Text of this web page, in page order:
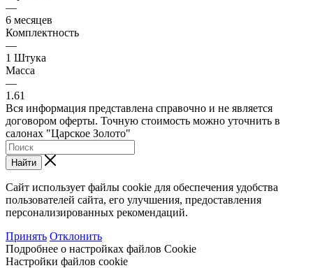
—
6 месяцев
Комплектность
—
1 Штука
Масса
—
1.61
Вся информация представлена справочно и не является
договором оферты. Точную стоимость можно уточнить в
салонах "Царское Золото"
Найти
Сайт использует файлы cookie для обеспечения удобства
пользователей сайта, его улучшения, предоставления
персонализированных рекомендаций.
Принять Отклонить
Подробнее о настройках файлов Cookie
Настройки файлов cookie